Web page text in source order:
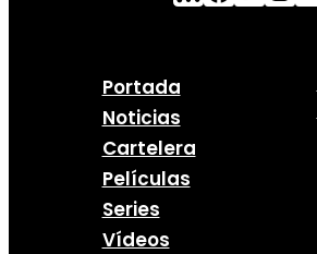
Portada
Noticias
Cartelera
Películas
Series
Vídeos